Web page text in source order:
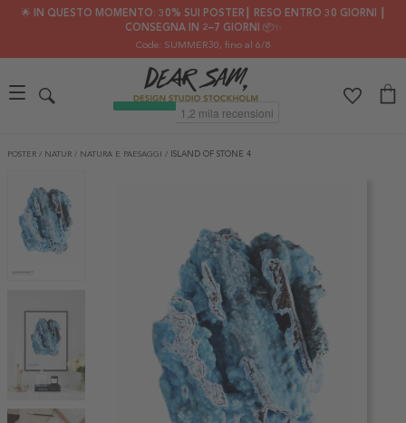
🌟 IN QUESTO MOMENTO: 30% SUI POSTER┃ RESO ENTRO 30 GIORNI ┃
CONSEGNA IN 2–7 GIORNI 📦✨
Code: SUMMER30, fino al 6/8
POSTER / NATUR / NATURA E PAESAGGI / ISLAND OF STONE 4